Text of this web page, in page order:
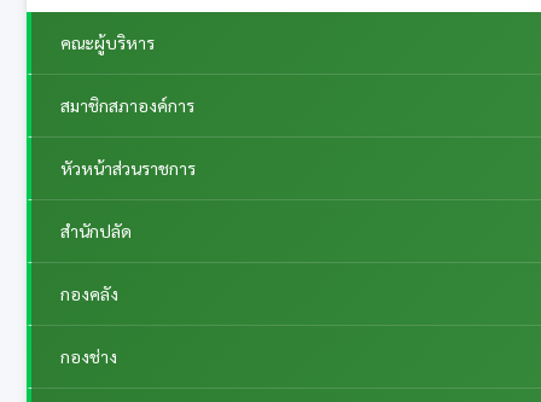
คณะผู้บริหาร
สมาชิกสภาองค์การ
หัวหน้าส่วนราชการ
สำนักปลัด
กองคลัง
กองช่าง